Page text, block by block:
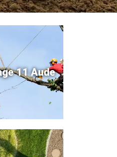
11 Aude